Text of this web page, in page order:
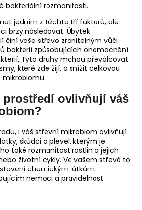
bakteriální rozmanitosti.
jedním z těchto tří faktorů, ale
brzy následovat. Úbytek
činí vaše střevo zranitelným vůči
bakterií způsobujících onemocnění
Tyto druhy mohou převálcovat
které zde žijí, a snížit celkovou
prostředí ovlivňují váš
i váš střevní mikrobiom ovlivňují
škůdci a plevel, kterým je
také rozmanitost rostlin a jejich
životní cykly. Ve vašem střevě to
chemickým látkám,
nemoci a pravidelnost